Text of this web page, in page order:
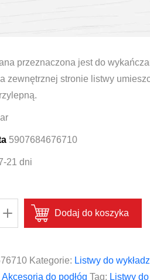
przeznaczona jest do
zewnętrznej stronie listwy
5907684676710
21 dni
Dodaj do koszyka
Kategorie: Listwy do
Akcesoria do podłóg Tag: Listwy